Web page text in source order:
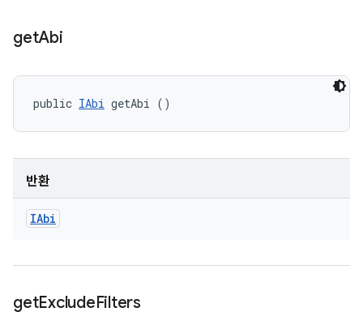
getAbi
public IAbi getAbi ()
반환
IAbi
getExcludeFilters